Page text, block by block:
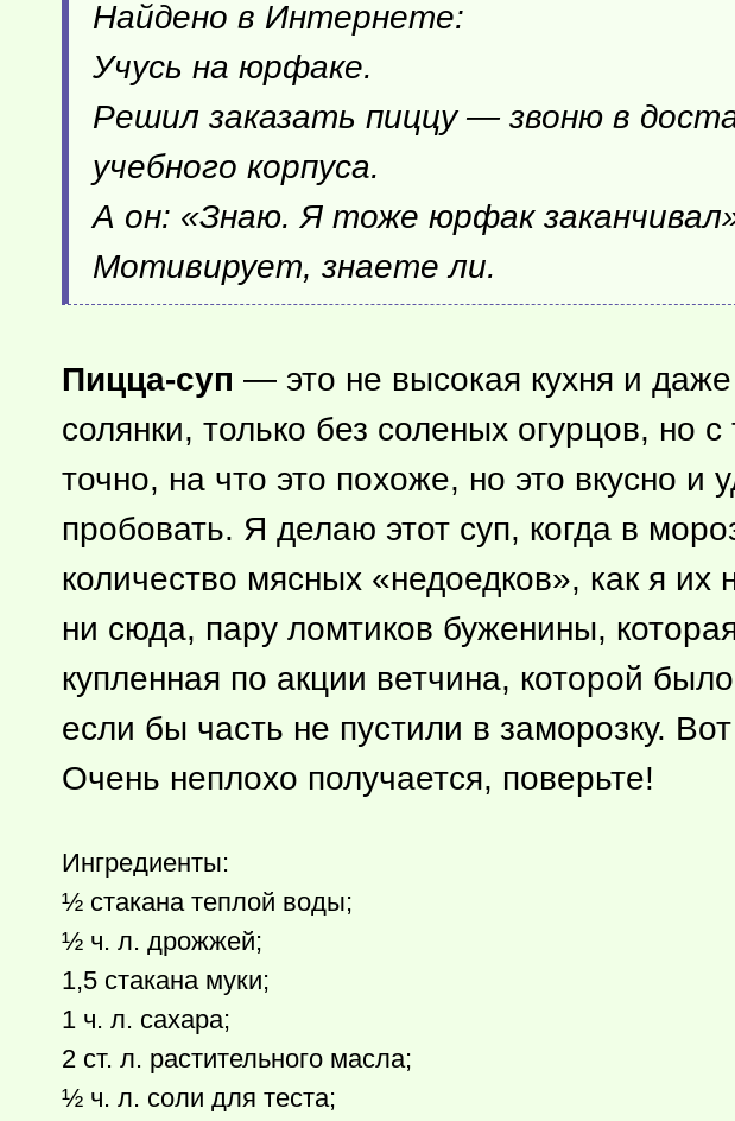
Найдено в Интернете:
Учусь на юрфаке.
Решил заказать пиццу — звоню в
учебного корпуса.
А он: «Знаю. Я тоже юрфак
Мотивирует, знаете ли.
Пицца-суп — это не высокая кухня и
солянки, только без соленых огурцов,
точно, на что это похоже, но это вкусно и
пробовать. Я делаю этот суп, когда в
количество мясных «недоедков», как я
ни сюда, пару ломтиков буженины,
купленная по акции ветчина, которой
если бы часть не пустили в заморозку.
Очень неплохо получается, поверьте!
Ингредиенты:
½ стакана теплой воды;
½ ч. л. дрожжей;
1,5 стакана муки;
1 ч. л. сахара;
2 ст. л. растительного масла;
½ ч. л. соли для теста;